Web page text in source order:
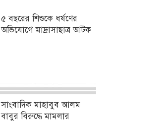
৫ বছরের শিশুকে ধর্ষণের
অভিযোগে মাদ্রাসাছাত্র আটক
সাংবাদিক মাহাবুব আলম
বাবুর বিরুদ্ধে মামলার